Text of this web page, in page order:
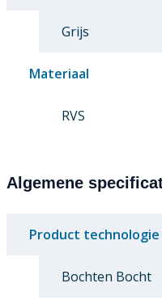
Grijs
Materiaal
RVS
Algemene
Product technologie
Bochten Bocht